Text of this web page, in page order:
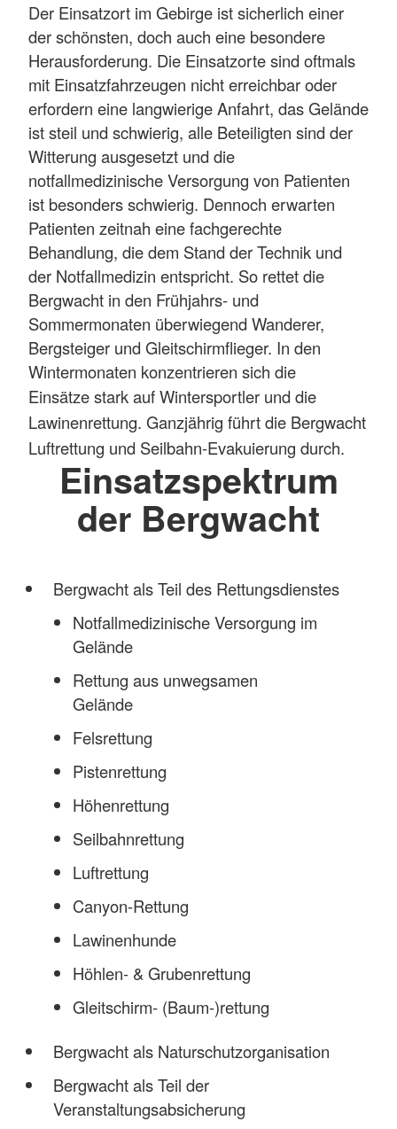
Der Einsatzort im Gebirge ist sicherlich einer
der schönsten, doch auch eine besondere
Herausforderung. Die Einsatzorte sind oftmals
mit Einsatzfahrzeugen nicht erreichbar oder
erfordern eine langwierige Anfahrt, das Gelände
ist steil und schwierig, alle Beteiligten sind der
Witterung ausgesetzt und die
notfallmedizinische Versorgung von Patienten
ist besonders schwierig. Dennoch erwarten
Patienten zeitnah eine fachgerechte
Behandlung, die dem Stand der Technik und
der Notfallmedizin entspricht. So rettet die
Bergwacht in den Frühjahrs- und
Sommermonaten überwiegend Wanderer,
Bergsteiger und Gleitschirmflieger. In den
Wintermonaten konzentrieren sich die
Einsätzestark auf Wintersportler und die
Lawinenrettung. Ganzjährig führt die Bergwacht
Luftrettung und Seilbahn-Evakuierung durch.
Einsatzspektrum
der Bergwacht
Bergwacht als Teil des Rettungsdienstes
Notfallmedizinische Versorgung im
Gelände
Rettung aus unwegsamen
Gelände
Felsrettung
Pistenrettung
Höhenrettung
Seilbahnrettung
Luftrettung
Canyon-Rettung
Lawinenhunde
Höhlen- & Grubenrettung
Gleitschirm- (Baum-)rettung
Bergwacht als Naturschutzorganisation
Bergwacht als Teil der
Veranstaltungsabsicherung